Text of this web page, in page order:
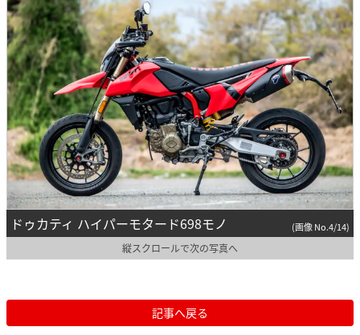
ドゥカティ ハイパーモタード698モノ (画像 No.4/14)
縦スクロールで次の写真へ
記事へ戻る